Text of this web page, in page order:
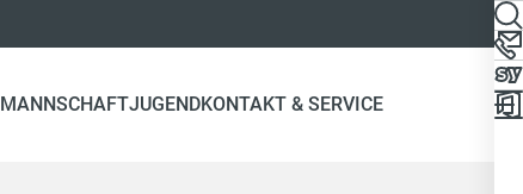
MANNSCHAFTJUGENDKONTAKT & SERVICE